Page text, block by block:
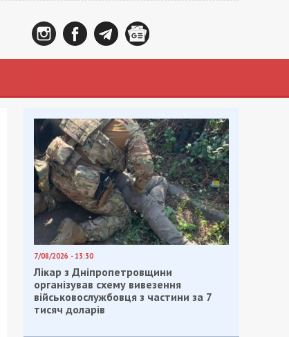
7/08/2026 - 13:30
Лікар з Дніпропетровщини
організував схему вивезення
військовослужбовця з частини за 7
тисяч доларів